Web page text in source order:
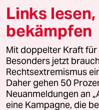
© 2026 taz Verlags und
Alle Rechte vorbehalten. Bei
wenden Sie sich bitte an
Feedback
Links
bekämpfen
Mit doppelter Kraft für
Besonders jetzt
Rechtsextremismus
Daher gehen 50
Neuanmeldungen an
eine Kampagne, die